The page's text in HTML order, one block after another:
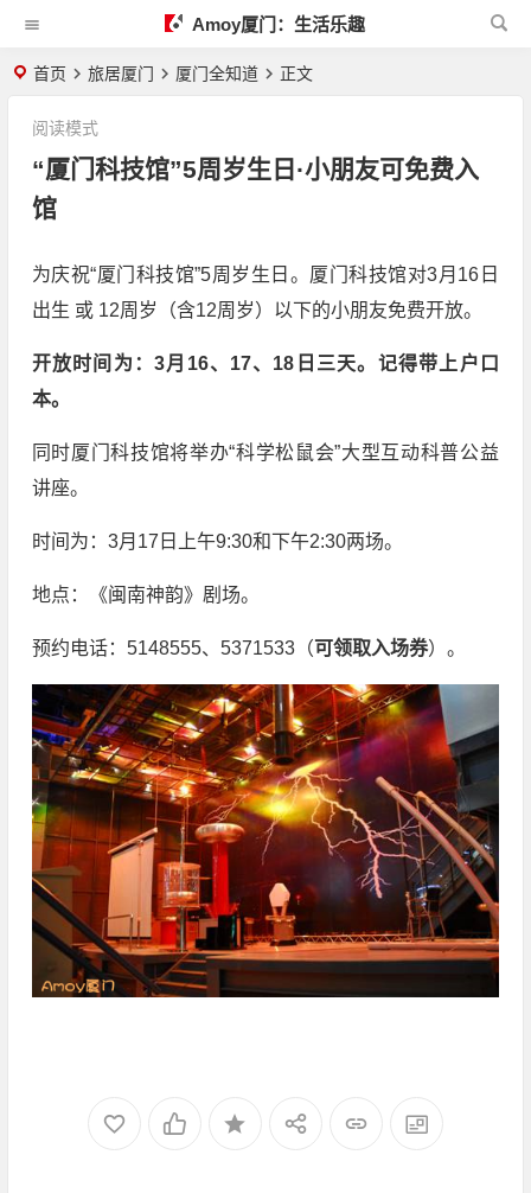
Amoy厦门：生活乐趣
首页 旅居厦门 厦门全知道 正文
“厦门科技馆”5周岁生日·小朋友可免费入
馆
阅读模式
为庆祝“厦门科技馆”5周岁生日。厦门科技馆对3月16日
出生 或 12周岁（含12周岁）以下的小朋友免费开放。
开放时间为：3月16、17、18日三天。记得带上户口
本。
同时厦门科技馆将举办“科学松鼠会”大型互动科普公益
讲座。
时间为：3月17日上午9:30和下午2:30两场。
地点：《闽南神韵》剧场。
预约电话：5148555、5371533（可领取入场券）。